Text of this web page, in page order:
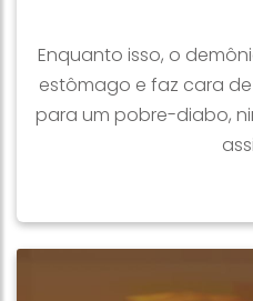
Enquanto isso, o
estômago e faz cara
para um pobre-diabo,